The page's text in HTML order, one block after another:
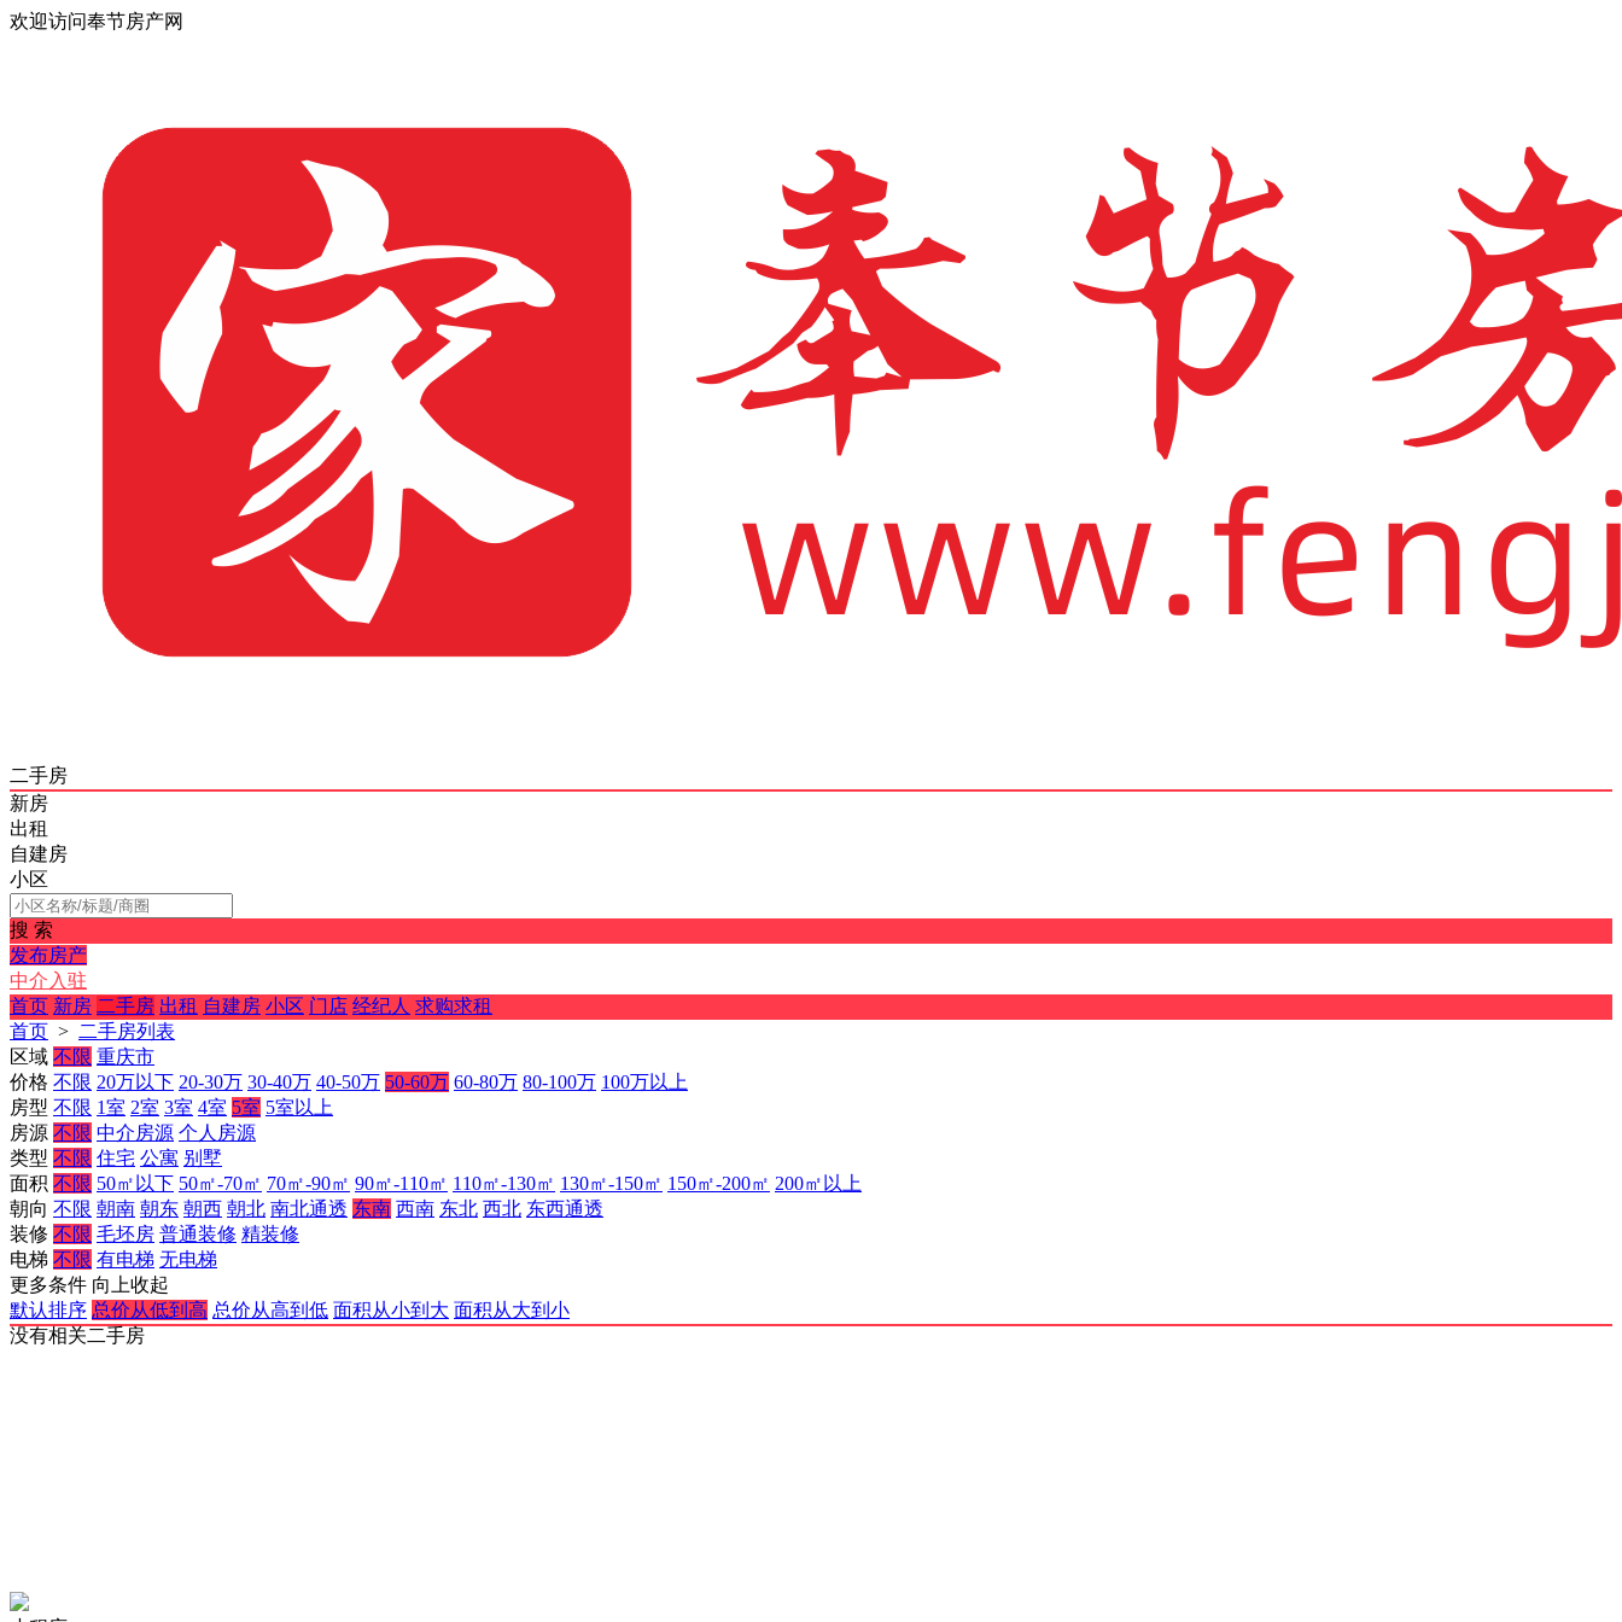
欢迎访问奉节房产网
二手房
新房
出租
自建房
小区
搜 索
发布房产
中介入驻
首页 新房 二手房 出租 自建房 小区 门店 经纪人 求购求租
首页 > 二手房列表
区域 不限 重庆市
价格 不限 20万以下 20-30万 30-40万 40-50万 50-60万 60-80万 80-100万 100万以上
房型 不限 1室 2室 3室 4室 5室 5室以上
房源 不限 中介房源 个人房源
类型 不限 住宅 公寓 别墅
面积 不限 50㎡以下 50㎡-70㎡ 70㎡-90㎡ 90㎡-110㎡ 110㎡-130㎡ 130㎡-150㎡ 150㎡-200㎡ 200㎡以上
朝向 不限 朝南 朝东 朝西 朝北 南北通透 东南 西南 东北 西北 东西通透
装修 不限 毛坯房 普通装修 精装修
电梯 不限 有电梯 无电梯
更多条件 向上收起
默认排序 总价从低到高 总价从高到低 面积从小到大 面积从大到小
没有相关二手房